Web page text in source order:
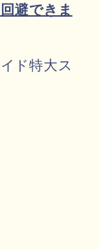
避できま
ド特大ス